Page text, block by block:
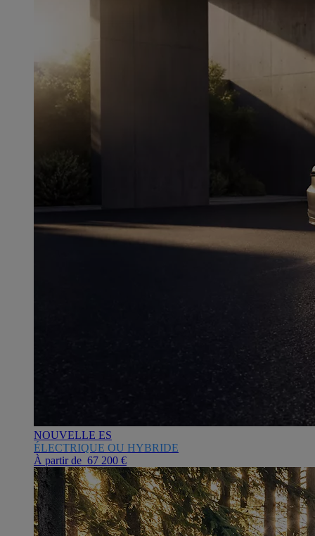
NOUVELLE ES
ÉLECTRIQUE OU HYBRIDE
À partir de 67 200 €